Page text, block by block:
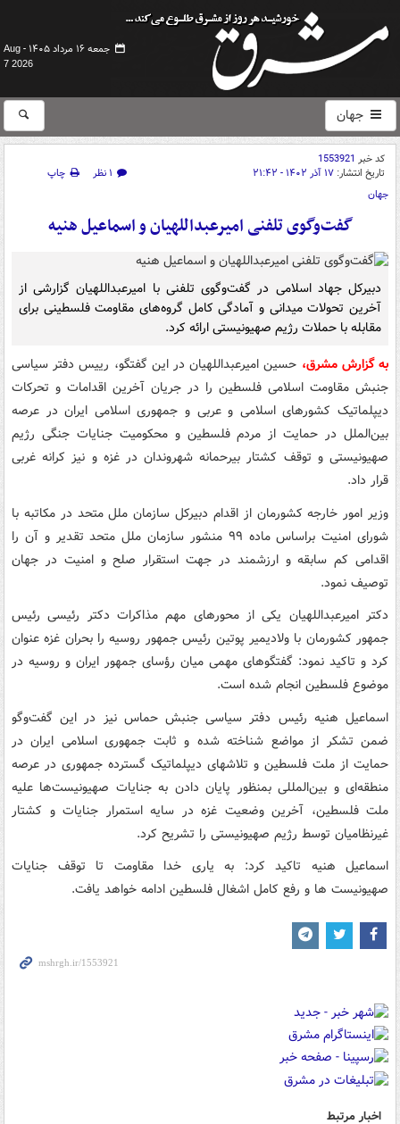
جمعه ۱۶ مرداد ۱۴۰۵ -
Aug
7 2026
جهان
کد خبر 1553921
تاریخ انتشار: ۱۷ آذر ۱۴۰۲ - ۲۱:۴۲ ۱ نظر
چاپ
جهان
گفت‌وگوی تلفنی امیرعبداللهیان و اسماعیل هنیه
دبیرکل جهاد اسلامی در گفت‌وگوی تلفنی با امیرعبداللهیان گزارشی از
آخرین تحولات میدانی و آمادگی کامل گروه‌های مقاومت فلسطینی برای
مقابله با حملات رژیم صهیونیستی ارائه کرد.
به گزارش مشرق، حسین امیرعبداللهیان در این گفتگو، رییس دفتر سیاسی
جنبش مقاومت اسلامی فلسطین را در جریان آخرین اقدامات و تحرکات
دیپلماتیک کشورهای اسلامی و عربی و جمهوری اسلامی ایران در عرصه
بین‌الملل در حمایت از مردم فلسطین و محکومیت جنایات جنگی رژیم
صهیونیستی و توقف کشتار بیرحمانه شهروندان در غزه و نیز کرانه غربی
قرار داد.
وزیر امور خارجه کشورمان از اقدام دبیرکل سازمان ملل متحد در مکاتبه با
شورای امنیت براساس ماده ۹۹ منشور سازمان ملل متحد تقدیر و آن را
اقدامی کم سابقه و ارزشمند در جهت استقرار صلح و امنیت در جهان
توصیف نمود.
دکتر امیرعبداللهیان یکی از محورهای مهم مذاکرات دکتر رئیسی رئیس
جمهور کشورمان با ولادیمیر پوتین رئیس جمهور روسیه را بحران غزه عنوان
کرد و تاکید نمود: گفتگوهای مهمی میان رؤسای جمهور ایران و روسیه در
موضوع فلسطین انجام شده است.
اسماعیل هنیه رئیس دفتر سیاسی جنبش حماس نیز در این گفت‌وگو
ضمن تشکر از مواضع شناخته شده و ثابت جمهوری اسلامی ایران در
حمایت از ملت فلسطین و تلاشهای دیپلماتیک گسترده جمهوری در عرصه
منطقه‌ای و بین‌المللی بمنظور پایان دادن به جنایات صهیونیست‌ها علیه
ملت فلسطین، آخرین وضعیت غزه در سایه استمرار جنایات و کشتار
غیرنظامیان توسط رژیم صهیونیستی را تشریح کرد.
اسماعیل هنیه تاکید کرد: به یاری خدا مقاومت تا توقف جنایات
صهیونیست ها و رفع کامل اشغال فلسطین ادامه خواهد یافت.
اخبار مرتبط